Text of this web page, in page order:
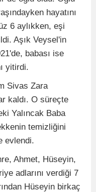
hayatını
6 aylıkken, eşi
Aşık Veysel'in
babası ise
yitirdi.
Sivas Zara
kaldı. O süreçte
Yalıncak Baba
temizliğini
evlendi.
Ahmet, Hüseyin,
adlarını verdiği 7
Hüseyin birkaç